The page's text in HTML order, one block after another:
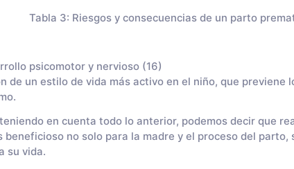
Tabla 3: Riesgos y consecuencias de un parto
psicomotor y nervioso (16)
de un estilo de vida más activo en el niño, que previene
en cuenta todo lo anterior, podemos decir que
beneficioso no solo para la madre y el proceso del parto,
su vida.